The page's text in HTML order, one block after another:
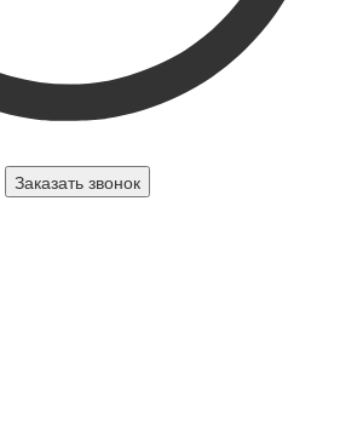
Заказать звонок